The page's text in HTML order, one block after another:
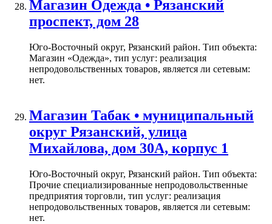
Магазин Одежда • Рязанский
проспект, дом 28
Юго-Восточный округ, Рязанский район. Тип объекта:
Магазин «Одежда», тип услуг: реализация
непродовольственных товаров, является ли сетевым:
нет.
Магазин Табак • муниципальный
округ Рязанский, улица
Михайлова, дом 30А, корпус 1
Юго-Восточный округ, Рязанский район. Тип объекта:
Прочие специализированные непродовольственные
предприятия торговли, тип услуг: реализация
непродовольственных товаров, является ли сетевым:
нет.